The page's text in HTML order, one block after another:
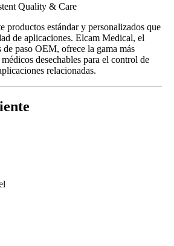
Quality & Care
productos estándar y personalizados que
de aplicaciones. Elcam Medical, el
paso OEM, ofrece la gama más
desechables para el control de
relacionadas.